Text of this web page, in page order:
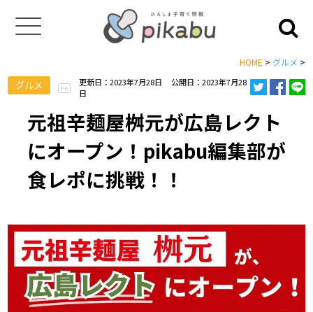
HOME > グルメ >
グルメ PR
更新日：2023年7月28日
公開日：2023年7月28
日
元祖辛麺屋桝元が広島レクト
にオープン！pikabu編集部が
食レポに挑戦！！